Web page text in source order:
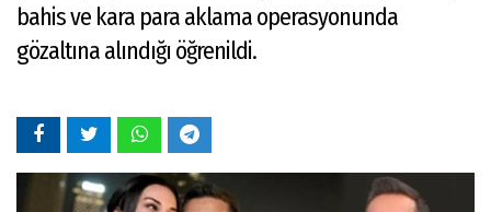
bahis ve kara para aklama operasyonunda
gözaltına alındığı öğrenildi.